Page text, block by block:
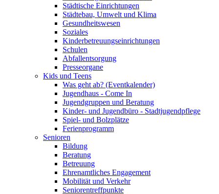
Städtische Einrichtungen
Städtebau, Umwelt und Klima
Gesundheitswesen
Soziales
Kinderbetreuungseinrichtungen
Schulen
Abfallentsorgung
Presseorgane
Kids und Teens
Was geht ab? (Eventkalender)
Jugendhaus - Come In
Jugendgruppen und Beratung
Kinder- und Jugendbüro - Stadtjugendpflege
Spiel- und Bolzplätze
Ferienprogramm
Senioren
Bildung
Beratung
Betreuung
Ehrenamtliches Engagement
Mobilität und Verkehr
Seniorentreffpunkte